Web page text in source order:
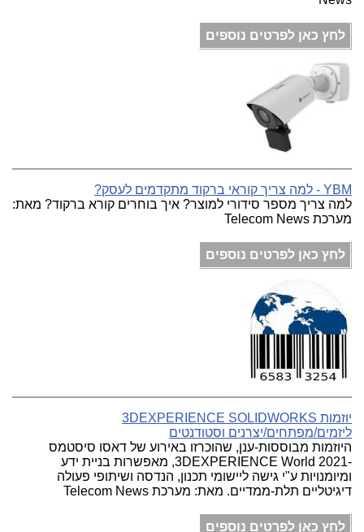
לחץ כאן לפרטים נוספים
YBM - למה צריך קוראי ברקוד מתקדמים לעסק?
למה צריך מספר סידורי למוצר? איך בוחרים קורא ברקוד? מאת:
מערכת Telecom News
לחץ כאן לפרטים נוספים
יוזמות 3DEXPERIENCE SOLIDWORKS
ליזמים/מפתחים/יצרנים וסטודנטים
היוזמות מבוססות-ענן, שהוכרזו באירוע של דאסו סיסטמס
-3DEXPERIENCE World 2021, מאפשרות בניית ידע
ומיומנויות ע"י גישה ליישומי תכנון, הנדסה ושיתופי פעולה
דיגיטליים תלת-ממדיים. מאת: מערכת Telecom News
לחץ כאן לפרטים נוספים